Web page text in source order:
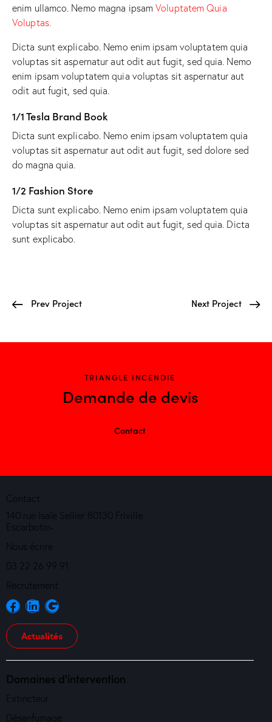
enim ullamco. Nemo magna ipsamVoluptatem Quia
Voluptas.
Dicta sunt explicabo. Nemo enim ipsam voluptatem quia
voluptas sit aspernatur aut odit aut fugit, sed quia. Nemo
enim ipsam voluptatem quia voluptas sit aspernatur aut
odit aut fugit, sed quia.
1/1 Tesla Brand Book
Dicta sunt explicabo. Nemo enim ipsam voluptatem quia
voluptas sit aspernatur aut odit aut fugit, sed dolore sed
do magna quia.
1/2 Fashion Store
Dicta sunt explicabo. Nemo enim ipsam voluptatem quia
voluptas sit aspernatur aut odit aut fugit, sed quia. Dicta
sunt explicabo.
Prev Project Next Project
TRIANGLE INCENDIE
Demande de devis
Contact
Contact
140 rue Isaïe Sellier 80130 Friville
Escarbotin-
Nous écrire
03 22 26 99 91
Recrutement
Actualités
Domaines d'intervention
Extincteur
Désenfumage